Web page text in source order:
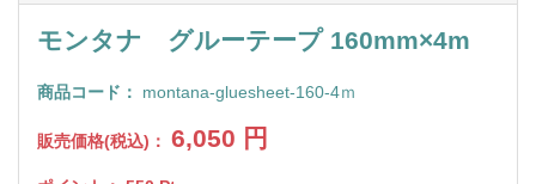
モンタナ グルーテープ 160mm×4m
商品コード： montana-gluesheet-160-4ｍ
販売価格(税込)： 6,050 円